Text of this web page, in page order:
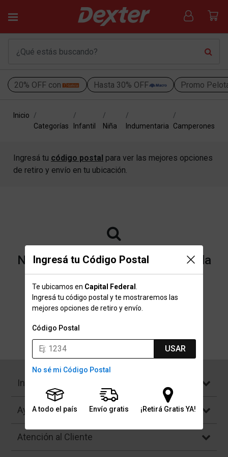
20% OFF con Hasta 30% OFF Promo
Ingresá tu Código Postal
Te ubicamos en Capital Federal
Ingresá tu código postal y te mostraremos las
mejores opciones de retiro y envío.
Código Postal
USAR
No sé mi Código Postal
A todo el país Envío gratis ¡Retirá Gratis YA!
Inicio
Categorías
Infantil Niña Indumentaria Camperones
Ingresá tu código postal para ver las mejores opciones
de retiro y envío en tu ubicación.
No encontramos resultados para la
categoría "Camperones" que
buscaste.
Institucional
Ayuda
Atención al Cliente